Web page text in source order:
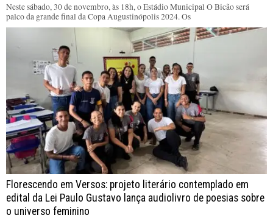
Neste sábado, 30 de novembro, às 18h, o Estádio Municipal O Bicão será
palco da grande final da Copa Augustinópolis 2024. Os
Florescendo em Versos: projeto literário contemplado em
edital da Lei Paulo Gustavo lança audiolivro de poesias sobre
o universo feminino